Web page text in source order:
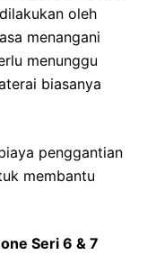
oleh
menangani
menunggu
biasanya
penggantian
membantu
Seri 6 & 7